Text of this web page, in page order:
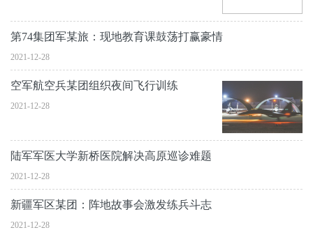
第74集团军某旅：现地教育课鼓荡打赢豪情
2021-12-28
空军航空兵某团组织夜间飞行训练
2021-12-28
陆军军医大学新桥医院解决高原巡诊难题
2021-12-28
新疆军区某团：阵地故事会激发练兵斗志
2021-12-28